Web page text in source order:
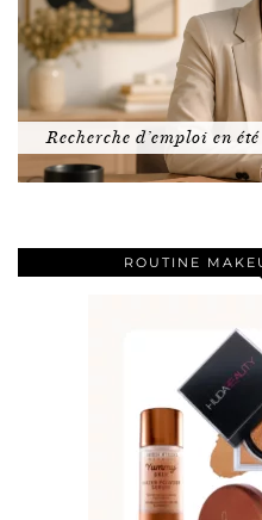
Recherche d’emploi en
ROUTINE